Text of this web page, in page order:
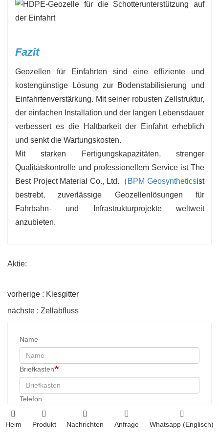
Fazit
Geozellen für Einfahrten sind eine effiziente und
kostengünstige Lösung zur Bodenstabilisierung und
Einfahrtenverstärkung. Mit seiner robusten Zellstruktur,
der einfachen Installation und der langen Lebensdauer
verbessert es die Haltbarkeit der Einfahrt erheblich
und senkt die Wartungskosten.
Mit starken Fertigungskapazitäten, strenger
Qualitätskontrolle und professionellem Service ist The
Best Project Material Co., Ltd.（ BPM Geosyntheticsist
bestrebt, zuverlässige Geozellenlösungen für
Fahrbahn- und Infrastrukturprojekte weltweit
anzubieten.
Aktie:
vorherige : Kiesgitter
nächste : Zellabfluss
Name
Briefkasten
Telefon
Inhalte der Konsultation
Heim Produkt Nachrichten Anfrage Whatsapp (Englisch)